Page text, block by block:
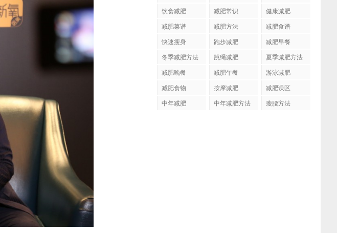
饮食减肥
减肥常识
健康减肥
减肥菜谱
减肥方法
减肥食谱
快速瘦身
跑步减肥
减肥早餐
冬季减肥方法
跳绳减肥
夏季减肥方法
减肥晚餐
减肥午餐
游泳减肥
减肥食物
按摩减肥
减肥误区
中年减肥
中年减肥方法 瘦腰方法